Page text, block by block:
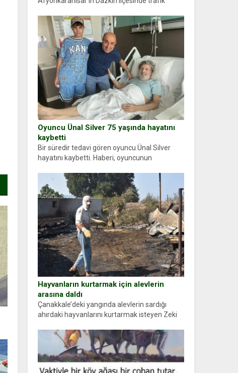
durdurdukları bir otomobilin sürücüsünden
ehliyet ve ruhsat sorup belgelerini istedi.
Sürücü Abdurrahman Ö.nün verdiği evraklarda
eksik olduğunu...
Oyuncu Ünal Silver 75 yaşında hayatını
kaybetti
Bir süredir tedavi gören oyuncu Ünal Silver
hayatını kaybetti. Haberi, oyuncunun
sosyal medya hesabında “Usta Oyuncumuz ve
çok değerli dostumuz...
Hayvanların kurtarmak için alevlerin
arasına daldı
Çanakkale’deki yangında alevlerin sardığı
ahırdaki hayvanlarını kurtarmak isteyen Zeki
ellerinde yanıklar oluşan Demir, kâbus dolu
anları anlattı… Merkeze bağlı...